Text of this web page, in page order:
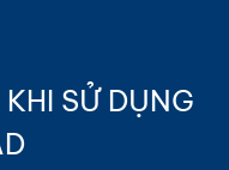
SỬ DỤNG